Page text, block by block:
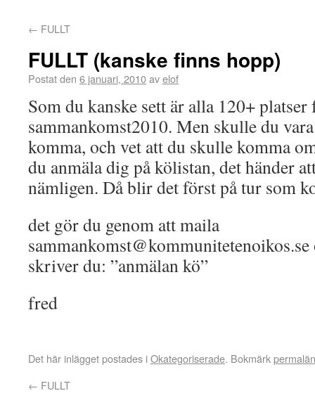
← FULLT
FULLT (kanske finns hopp)
Postat den 6 januari, 2010avelof
Som du kanske sett är alla 120+
sammankomst2010. Men skulle du
komma, och vet att du skulle komma
du anmäla dig på kölistan, det händer
nämligen. Då blir det först på tur som
det gör du genom att maila
skriver du: ”anmälan kö”
fred
Det här inlägget postades iOkategoriserade. Bokmärk
← FULLT